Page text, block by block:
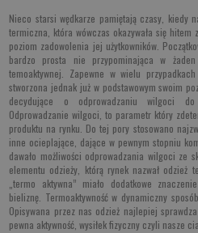
Nieco starsi wędkarze pamiętają czasy, kiedy
termiczna, która wówczas okazywała się
poziom zadowolenia jej użytkowników.
bardzo prosta nie przypominająca w
temoaktywnej. Zapewne w wielu
stworzona jednak już w podstawowym swoim
decydujące o odprowadzaniu wilgoci do
Odprowadzanie wilgoci, to parametr który
produktu na rynku. Do tej pory stosowano
inne ocieplające, dające w pewnym stopniu
dawało możliwości odprowadzania wilgoci ze
elementu odzieży, którą rynek nazwał odzież
„termo aktywna” miało dodatkowe
bieliznę. Termoaktywność w dynamiczny
Opisywana przez nas odzież najlepiej
pewna aktywność, wysiłek fizyczny czyli nasze